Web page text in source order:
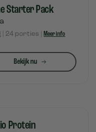
Starter Pack
| 24 porties | Meer info
Bekijk nu
Protein